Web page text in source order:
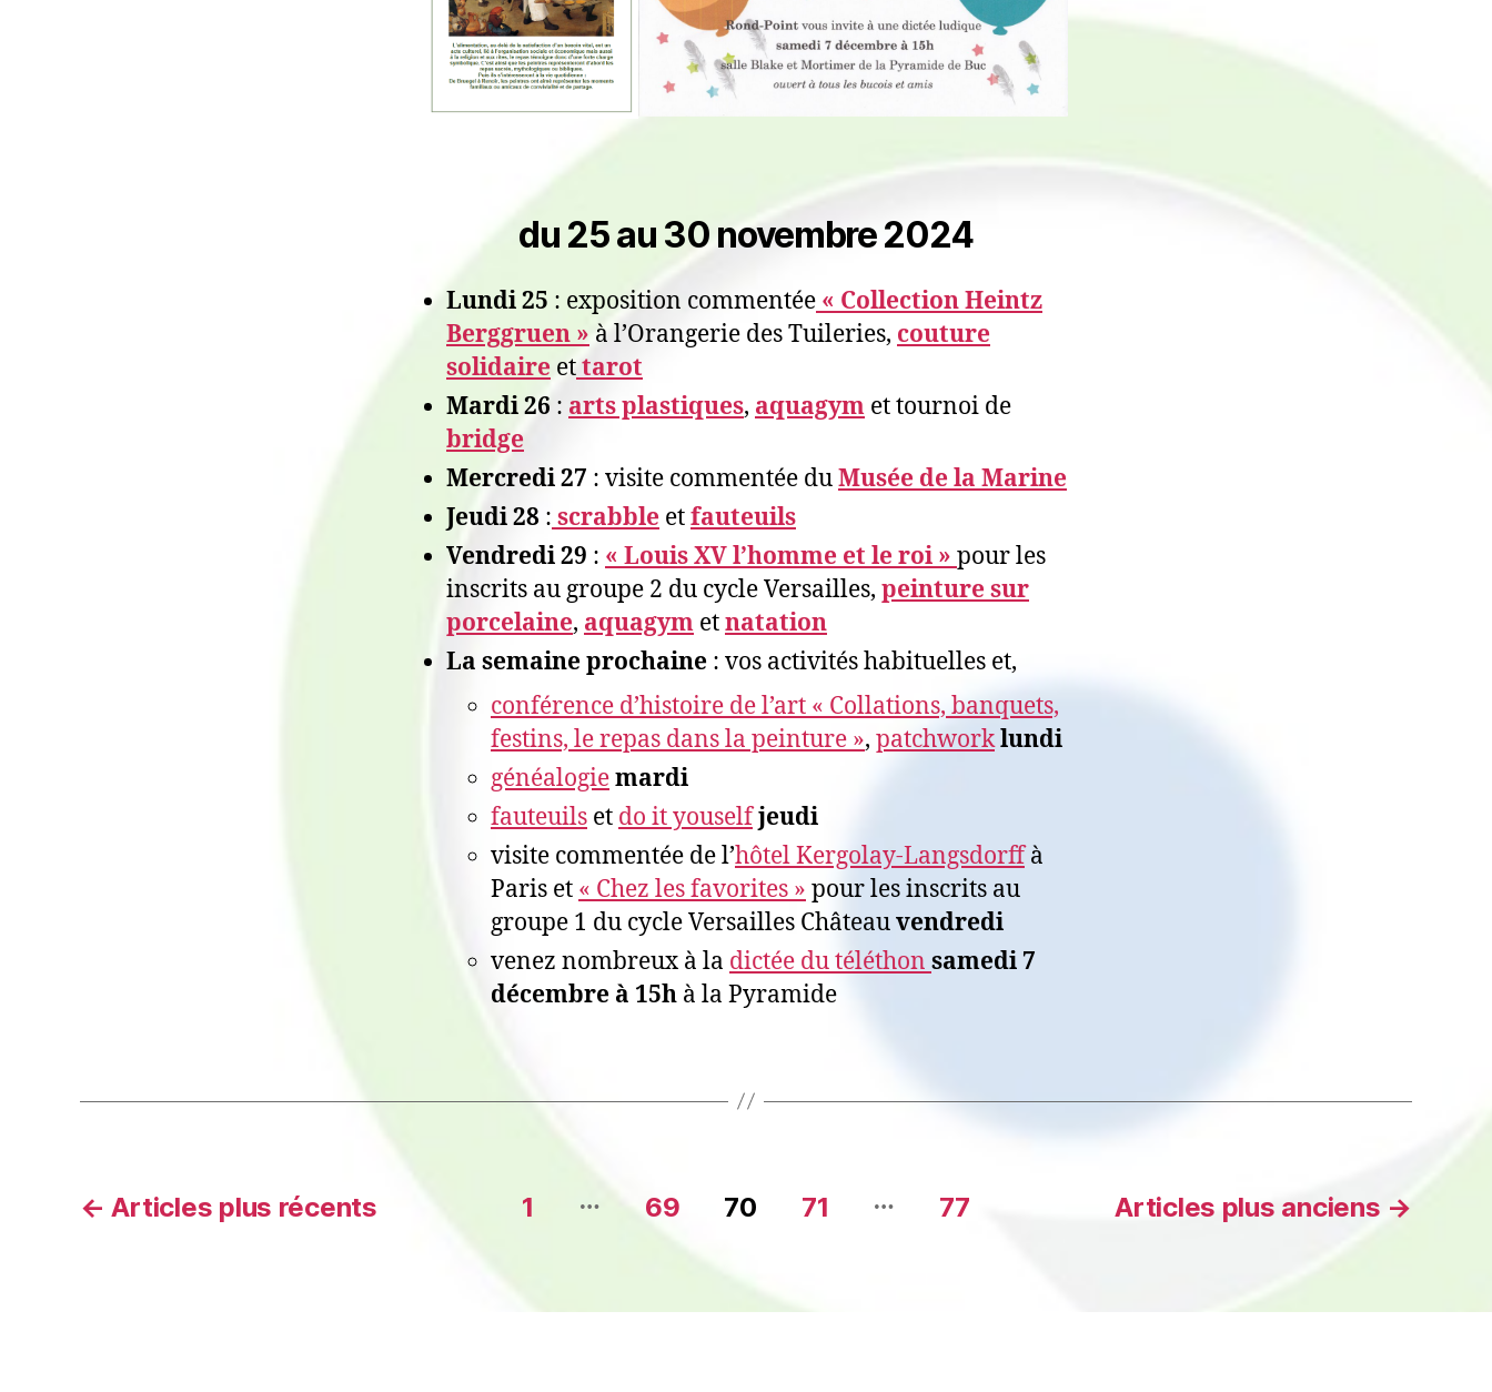
du 25 au 30 novembre 2024
Lundi 25 : exposition commentée « Collection Heintz
Berggruen » à l’Orangerie des Tuileries, couture
solidaire ettarot
Mardi 26 : arts plastiques, aquagym et tournoi de
bridge
Mercredi 27 : visite commentée duMusée de la Marine
Jeudi 28 : scrabble etfauteuils
Vendredi 29 : « Louis XV l’homme et le roi » pour les
inscrits au groupe 2 du cycle Versailles, peinture sur
porcelaine, aquagym etnatation
La semaine prochaine : vos activités habituelles et,
conférence d’histoire de l’art « Collations, banquets,
festins, le repas dans la peinture », patchworklundi
généalogiemardi
fauteuils et do it youselfjeudi
visite commentée de l’hôtel Kergolay-Langsdorffà
Paris et « Chez les favorites » pour les inscrits au
groupe 1 du cycle Versailles Châteauvendredi
venez nombreux à la dictée du téléthon samedi 7
décembre à 15h à la Pyramide
Pagination
← Articles plus récents 1 … 69 70 71 … 77 Articles plus anciens →